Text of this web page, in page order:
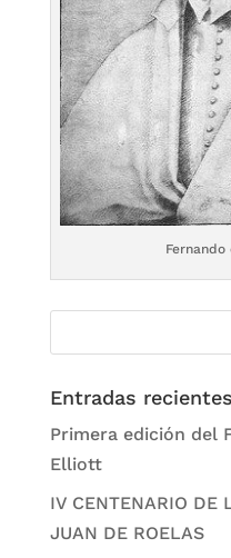
Entradas recientes
Primera edición del
Elliott
IV CENTENARIO DE
JUAN DE ROELAS